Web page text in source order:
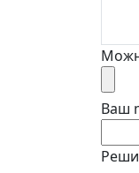
Ваш